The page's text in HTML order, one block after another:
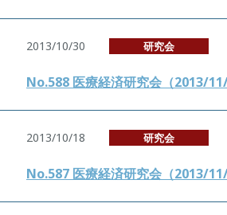
2013/10/30 研究会
No.588 医療経済研究会（2013/
2013/10/18 研究会
No.587 医療経済研究会（2013/